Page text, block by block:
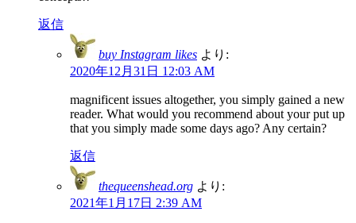
返信
buy Instagram likes より:
2020年12月31日 12:03 AM
magnificent issues altogether, you simply gained a new
reader. What would you recommend about your put up
that you simply made some days ago? Any certain?
返信
thequeenshead.org より:
2021年1月17日 2:39 AM